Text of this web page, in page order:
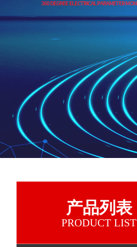
产品列表
PRODUCT LIST